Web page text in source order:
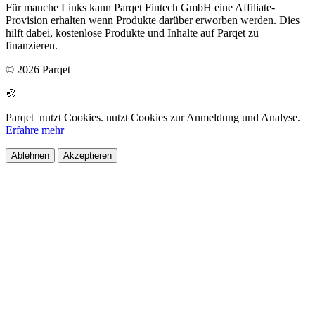
Für manche Links kann Parqet Fintech GmbH eine Affiliate-
Provision erhalten wenn Produkte darüber erworben werden. Dies
hilft dabei, kostenlose Produkte und Inhalte auf Parqet zu
finanzieren.
© 2026 Parqet
🍪
Parqet nutzt Cookies. nutzt Cookies zur Anmeldung und Analyse.
Erfahre mehr
Ablehnen Akzeptieren